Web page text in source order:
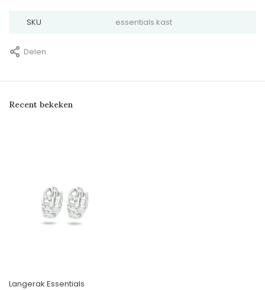
SKU essentials kast
Delen
Recent bekeken
Langerak Essentials